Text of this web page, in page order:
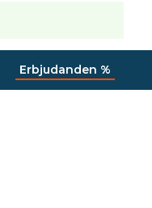
Erbjudanden %